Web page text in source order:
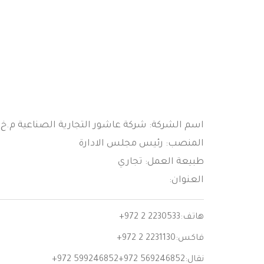
اسم الشركة: شركة عاشور التجارية الصناعية
المنصب: رئيس مجلس الادارة
طبيعة العمل: تجاري
العنوان:
هاتف:+972 2 2230533
فاكس:+972 2 2231130
نقال:+972 599246852+972 569246852